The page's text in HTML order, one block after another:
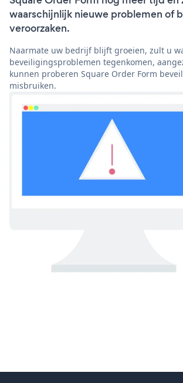
waarschijnlijk nieuwe problemen of
veroorzaken.
Naarmate uw bedrijf blijft groeien, zult u
beveiligingsproblemen tegenkomen,
kunnen proberen Square Order Form
misbruiken.